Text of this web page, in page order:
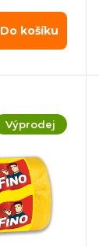
Do košíku
Výprodej